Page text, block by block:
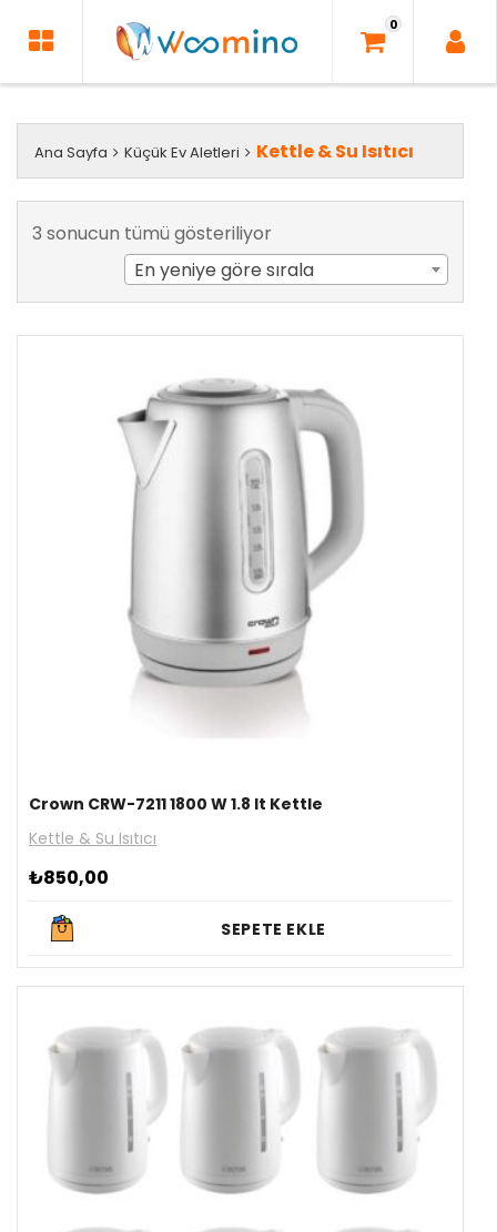
Geç
0
Ana Sayfa Küçük Ev Aletleri Kettle & Su Isıtıcı
3 sonucun tümü gösteriliyorEn
yeniye
göre
sıralandı
En yeniye göre sırala
Crown CRW-7211 1800 W 1.8 lt Kettle
Kettle & Su Isıtıcı
₺850,00
SEPETE EKLE